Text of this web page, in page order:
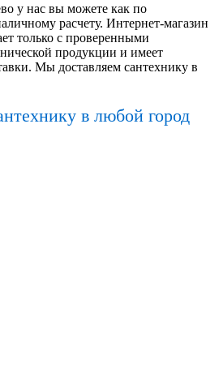
у нас вы можете как по
расчету. Интернет-магазин
только с проверенными
продукции и имеет
Мы доставляем сантехнику в
в любой город